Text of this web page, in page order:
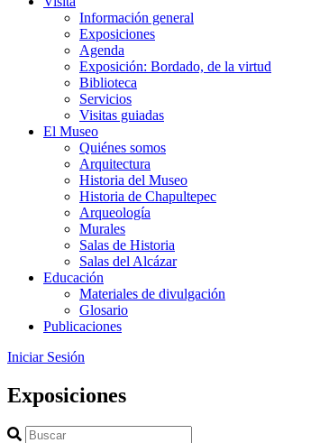
Información general
Exposiciones
Agenda
Exposición: Bordado, de la virtud
Biblioteca
Servicios
Visitas guiadas
El Museo
Quiénes somos
Arquitectura
Historia del Museo
Historia de Chapultepec
Arqueología
Murales
Salas de Historia
Salas del Alcázar
Educación
Materiales de divulgación
Glosario
Publicaciones
Iniciar Sesión
Exposiciones